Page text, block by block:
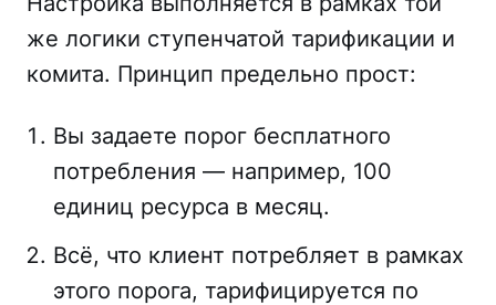
же логики ступенчатой тарификации и
комита. Принцип предельно прост:
Вы задаете порог бесплатного
потребления — например, 100
единиц ресурса в месяц.
Всё, что клиент потребляет в рамках
этого порога, тарифицируется по